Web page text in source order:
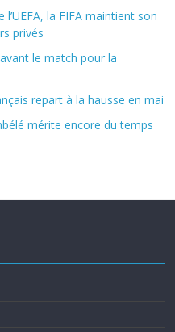
la FIFA maintient son
privés
le match pour la
repart à la hausse en mai
mérite encore du temps